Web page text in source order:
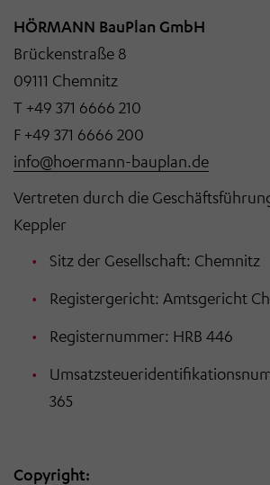
HÖRMANN BauPlan GmbH
Brückenstraße 8
09111 Chemnitz
T +49 371 6666 210
F +49 371 6666 200
info@hoermann-bauplan.de
Vertreten durch die
Keppler
Sitz der Gesellschaft: Chemnitz
Registergericht: Amtsgericht
Registernummer: HRB 446
365
Copyright: